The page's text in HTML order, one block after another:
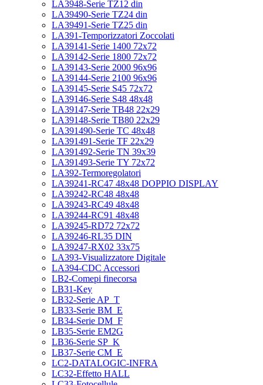
LA3948-Serie TZ12 din
LA39490-Serie TZ24 din
LA39491-Serie TZ25 din
LA391-Temporizzatori Zoccolati
LA39141-Serie 1400 72x72
LA39142-Serie 1800 72x72
LA39143-Serie 2000 96x96
LA39144-Serie 2100 96x96
LA39145-Serie S45 72x72
LA39146-Serie S48 48x48
LA39147-Serie TB48 22x29
LA39148-Serie TB80 22x29
LA391490-Serie TC 48x48
LA391491-Serie TF 22x29
LA391492-Serie TN 39x39
LA391493-Serie TY 72x72
LA392-Termoregolatori
LA39241-RC47 48x48 DOPPIO DISPLAY
LA39242-RC48 48x48
LA39243-RC49 48x48
LA39244-RC91 48x48
LA39245-RD72 72x72
LA39246-RL35 DIN
LA39247-RX02 33x75
LA393-Visualizzatore Digitale
LA394-CDC Accessori
LB2-Comepi finecorsa
LB31-Key
LB32-Serie AP_T
LB33-Serie BM_E
LB34-Serie DM_F
LB35-Serie EM2G
LB36-Serie SP_K
LB37-Serie CM_E
LC2-DATALOGIC-INFRA
LC32-Effetto HALL